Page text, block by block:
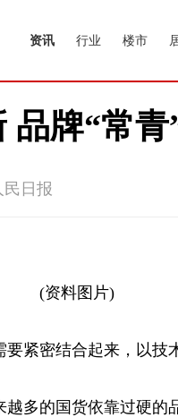
资讯 行业 楼市
品牌“常青
日报
(资料图片)
紧密结合起来，以技
多的国货依靠过硬的